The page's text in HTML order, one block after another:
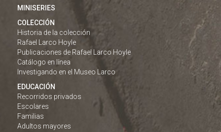
MINISERIES
COLECCIÓN
Historia de la colección
Rafael Larco Hoyle
Publicaciones de Rafael Larco Hoyle
Catálogo en línea
Investigando en el Museo Larco
EDUCACIÓN
Recorridos privados
Escolares
Familias
Adultos mayores